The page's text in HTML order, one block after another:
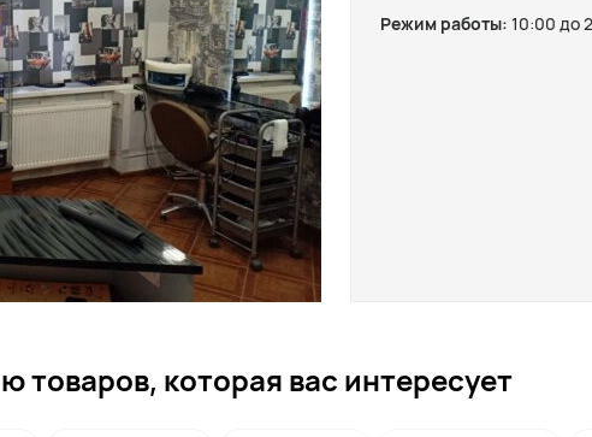
Режим работы: 10:00 до
товаров, которая вас интересует